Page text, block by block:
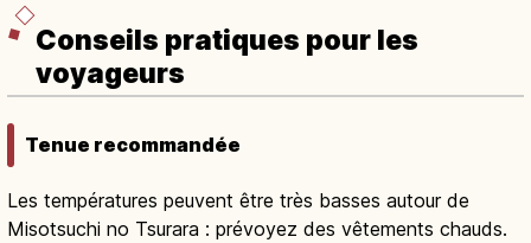
Conseils pratiques pour les
voyageurs
Tenue recommandée
Les températures peuvent être très basses autour de
Misotsuchi no Tsurara : prévoyez des vêtements chauds.